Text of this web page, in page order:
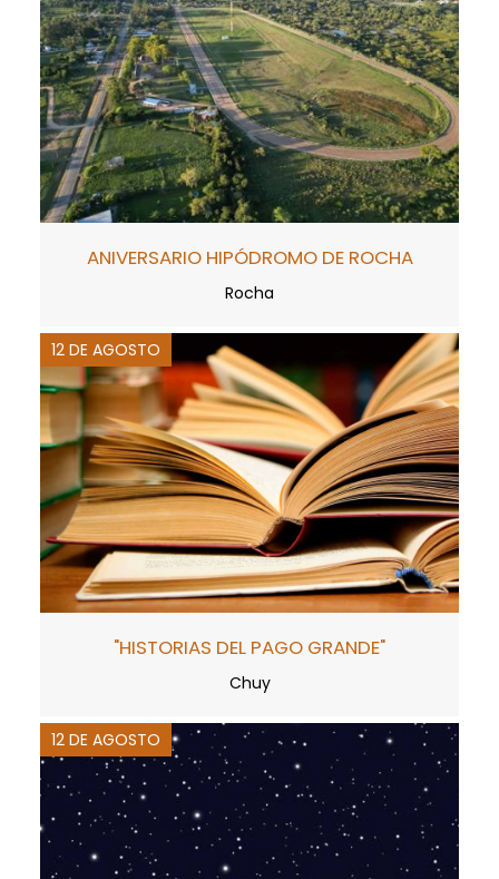
ANIVERSARIO HIPÓDROMO DE ROCHA
Rocha
12 DE AGOSTO
"HISTORIAS DEL PAGO GRANDE"
Chuy
12 DE AGOSTO